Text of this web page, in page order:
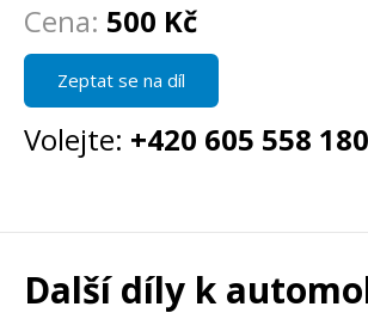
Cena: 500 Kč
Zeptat se na díl
Volejte: +420 605 558 180
Další díly k